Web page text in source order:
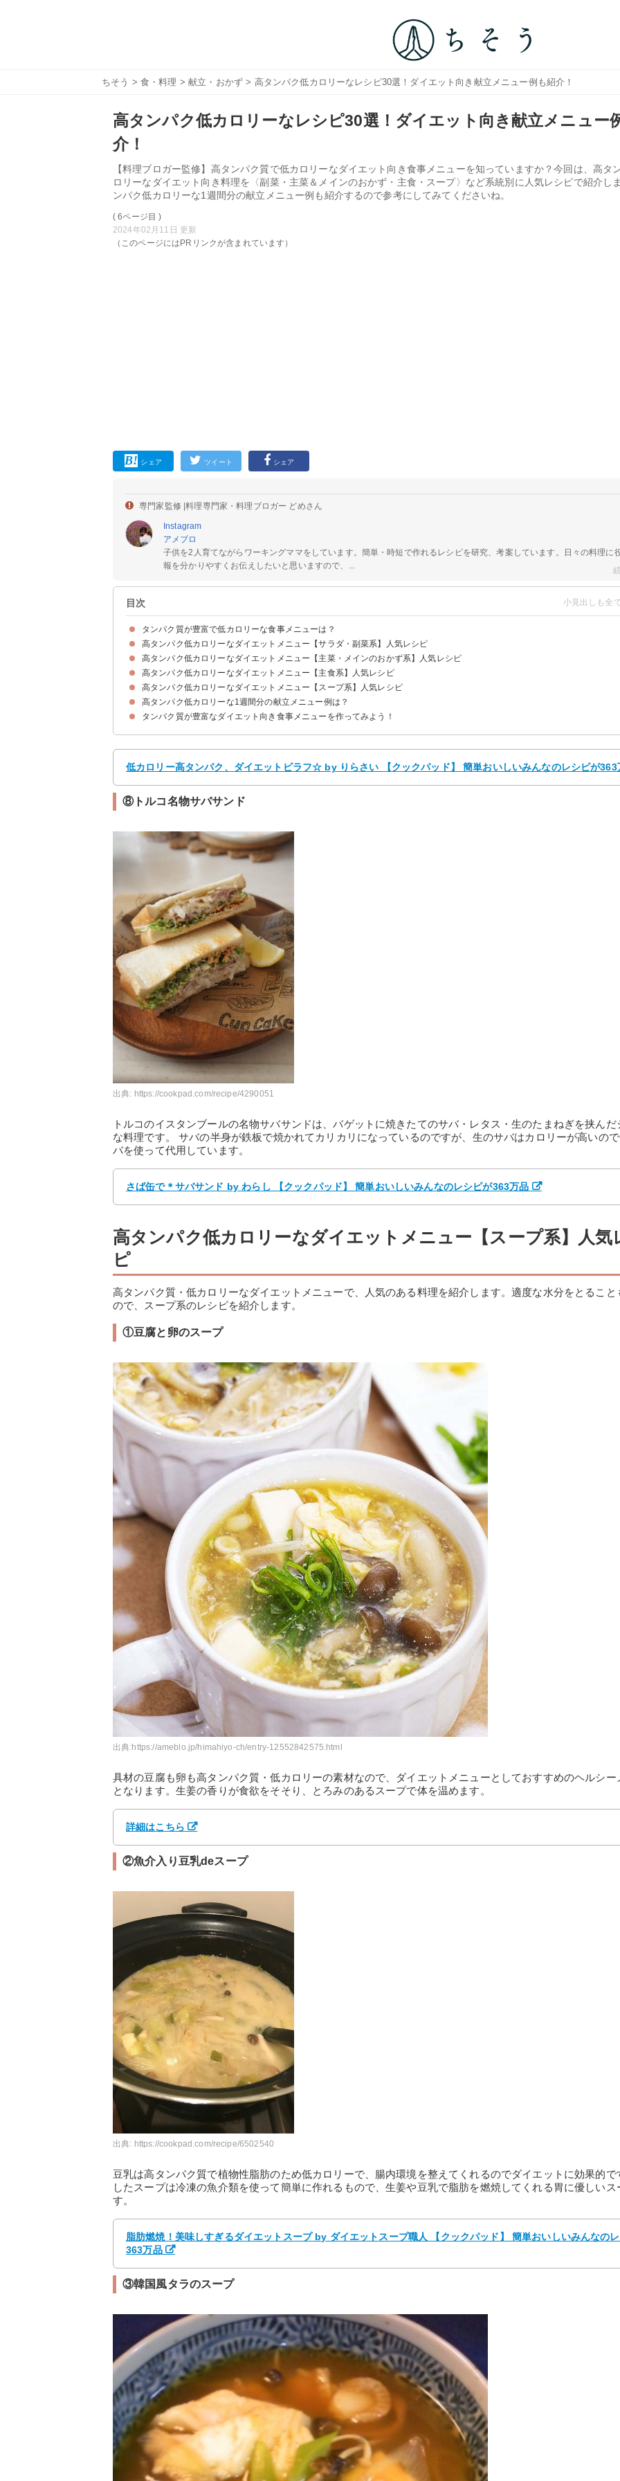
ちそう > 食・料理 >献立・おかず > 高タンパク低カロリーなレシピ30選！ダイエット向き献立メニュー例も紹介！
高タンパク低カロリーなレシピ30選！ダイエット向き献立メニュー
介！
【料理ブロガー監修】高タンパク質で低カロリーなダイエット向き食事メニューを知っていますか？今回は、高タ
ロリーなダイエット向き料理を〈副菜・主菜＆メインのおかず・主食・スープ〉など系統別に人気レシピで紹介し
ンパク低カロリーな1週間分の献立メニュー例も紹介するので参考にしてみてくださいね。
( 6ページ目 )
2024年02月11日 更新
（このページにはPRリンクが含まれています）
シェア ツイート シェア
専門家監修 |料理専門家・料理ブロガー どめさん
Instagram
アメブロ
子供を2人育てながらワーキングママをしています。簡単・時短で作れるレシピを研究、考案しています。日々の料理に
報を分かりやすくお伝えしたいと思いますので、...
目次
タンパク質が豊富で低カロリーな食事メニューは？
高タンパク・低カロリーな食材の例
高タンパク低カロリーなダイエットメニュー【サラダ・副菜系】人気レシピ
①キュウリとささみの中華風サラダ
②作り置き可能な大豆のサラダ
③ヘルシー鶏胸肉と納豆のサラダ
④たまごのピクルス
⑤マグロの赤身deカルパッチョ
⑥サバ缶のチーズ焼き
⑦豆腐でチキンナゲット
⑧エビとおからのヨーグルト和え
高タンパク低カロリーなダイエットメニュー【主菜・メインのおかず系】人気レシピ
①鶏胸肉のヨーグルト漬け
②鶏胸肉でチンジャオロース
③鶏肉と海老のヘルシー水餃子
④鮭のホイル焼き
⑤豚バラ肉のレンジ蒸し
⑥イカの炒め物
⑦ガーリックポークステーキ
高タンパク低カロリーなダイエットメニュー【主食系】人気レシピ
①ヘルシー鶏胸肉のサンドイッチ
②簡単ヘルシーカルボナーラ風パスタ
③高野豆腐ご飯
④豆腐とささみの中華風おかゆ
⑤あっさり砂肝丼
⑥糖質ゼロのダイエットパン
⑦自炊でヘルシーチャーハン
⑧トルコ名物サバサンド
高タンパク低カロリーなダイエットメニュー【スープ系】人気レシピ
①豆腐と卵のスープ
②魚介入り豆乳deスープ
③韓国風タラのスープ
④トマトの豆乳スープ
⑤ささみと豆腐のあったかスープ
⑥オートミールで味噌スープ
⑦ささもの中華風スープ
高タンパク低カロリーな1週間分の献立メニュー例は？
献立メニュー例①
献立メニュー例②
献立メニュー例③
献立メニュー例④
献立メニュー例⑤
献立メニュー例⑥
献立メニュー例⑦
タンパク質が豊富なダイエット向き食事メニューを作ってみよう！
低カロリー高タンパク、ダイエットピラフ☆ by りらさい 【クックパッド】 簡単おいしいみんなのレシピが363
⑧トルコ名物サバサンド
出典: https://cookpad.com/recipe/4290051
トルコのイスタンブールの名物サバサンドは、バゲットに焼きたてのサバ・レタス・生のたまねぎを挟んだ
な料理です。 サバの半身が鉄板で焼かれてカリカリになっているのですが、生のサバはカロリーが高いの
バを使って代用しています。
さば缶で＊サバサンド by わらし 【クックパッド】 簡単おいしいみんなのレシピが363万品
高タンパク低カロリーなダイエットメニュー【スープ系】人気
ピ
高タンパク質・低カロリーなダイエットメニューで、人気のある料理を紹介します。適度な水分をとること
ので、スープ系のレシピを紹介します。
①豆腐と卵のスープ
出典:https://ameblo.jp/himahiyo-ch/entry-12552842575.html
具材の豆腐も卵も高タンパク質・低カロリーの素材なので、ダイエットメニューとしておすすめのヘルシー
となります。生姜の香りが食欲をそそり、とろみのあるスープで体を温めます。
詳細はこちら
②魚介入り豆乳deスープ
出典: https://cookpad.com/recipe/6502540
豆乳は高タンパク質で植物性脂肪のため低カロリーで、腸内環境を整えてくれるのでダイエットに効果的で
したスープは冷凍の魚介類を使って簡単に作れるもので、生姜や豆乳で脂肪を燃焼してくれる胃に優しいス
す。
脂肪燃焼！美味しすぎるダイエットスープ by ダイエットスープ職人 【クックパッド】 簡単おいしいみんなの
363万品
③韓国風タラのスープ